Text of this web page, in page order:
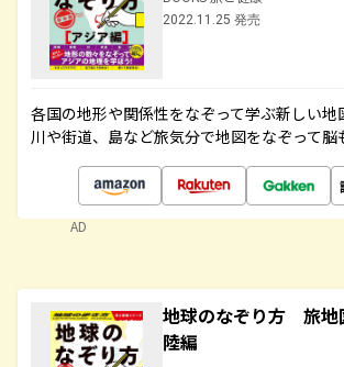
2022.11.25 発売
各国の地形や関係性をなぞって学ぶ新しい地
川や街道、島など旅気分で地図をなぞって脳
AD
地球のなぞり方 旅
陸編